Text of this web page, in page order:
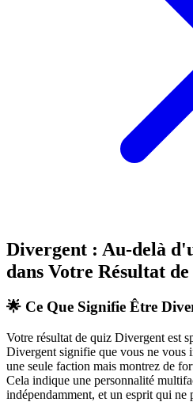
Divergent : Au-delà
dans Votre Résultat de
🌟 Ce Que Signifie Être
Votre résultat de quiz Divergent est
Divergent signifie que vous ne vous
une seule faction mais montrez de
Cela indique une personnalité
indépendamment, et un esprit qui ne